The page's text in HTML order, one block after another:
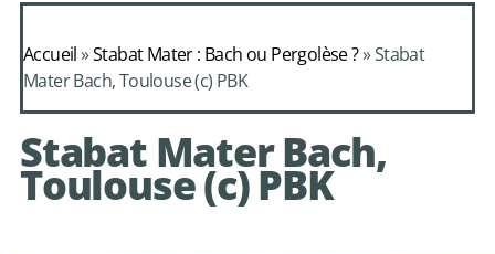
Alcimadure de
Mondonville
avec le choeur de
chambre Les Eléments
Accueil»Stabat Mater : Bach ou Pergolèse ?»Stabat
Mater Bach, Toulouse (c) PBK
Stabat Mater Bach,
Toulouse (c) PBK